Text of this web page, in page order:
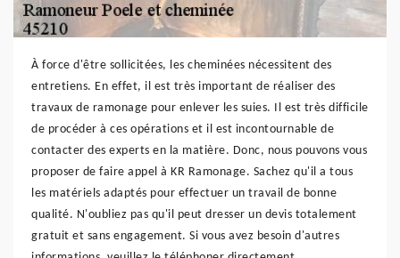
À force d'être sollicitées, les cheminées nécessitent des
entretiens. En effet, il est très important de réaliser des
travaux de ramonage pour enlever les suies. Il est très difficile
de procéder à ces opérations et il est incontournable de
contacter des experts en la matière. Donc, nous pouvons vous
proposer de faire appel à KR Ramonage. Sachez qu'il a tous
les matériels adaptés pour effectuer un travail de bonne
qualité. N'oubliez pas qu'il peut dresser un devis totalement
gratuit et sans engagement. Si vous avez besoin d'autres